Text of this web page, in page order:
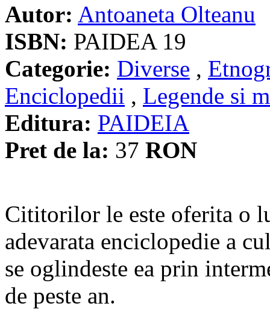
Autor: Antoaneta Olteanu
ISBN: PAIDEA 19
Categorie: Diverse ,
Enciclopedii , Legende si
Editura: PAIDEIA
Pret de la: 37 RON
Cititorilor le este oferita o
adevarata enciclopedie a
se oglindeste ea prin
de peste an.